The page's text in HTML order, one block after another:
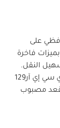
على
فاخرة
النقل.
مطابق لأعلى معايير إي سي إي آر129
مصبوب